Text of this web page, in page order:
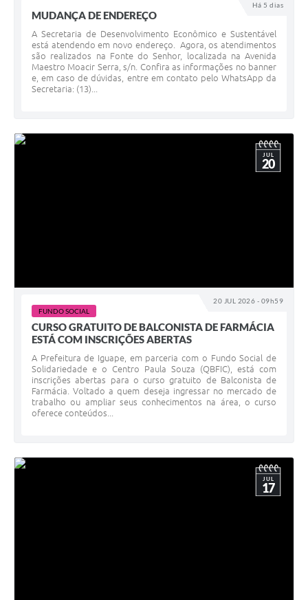
Há 5 dias
MUDANÇA DE ENDEREÇO
A Secretaria de Desenvolvimento Econômico e Sustentável
está atendendo em novo endereço. Agora, os atendimentos
são realizados na Fonte do Senhor, localizada na Avenida
Maestro Moacir Serra, s/n. Confira as informações no banner
e, em caso de dúvidas, entre em contato pelo WhatsApp da
Secretaria: (13)...
20 JUL 2026 - 09h59
JUL
20
FUNDO SOCIAL
CURSO GRATUITO DE BALCONISTA DE FARMÁCIA
ESTÁ COM INSCRIÇÕES ABERTAS
A Prefeitura de Iguape, em parceria com o Fundo Social de
Solidariedade e o Centro Paula Souza (QBFIC), está com
inscrições abertas para o curso gratuito de Balconista de
Farmácia. Voltado a quem deseja ingressar no mercado de
trabalho ou ampliar seus conhecimentos na área, o curso
oferece conteúdos...
JUL
17